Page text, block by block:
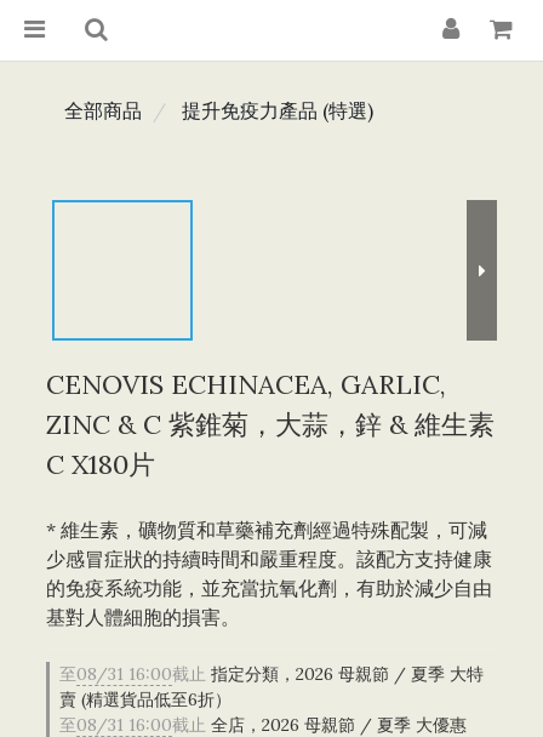
全部商品 提升免疫力產品 (特選)
CENOVIS ECHINACEA, GARLIC,
ZINC & C 紫錐菊，大蒜，鋅 & 維生素
C X180片
* 維生素，礦物質和草藥補充劑經過特殊配製，可減
少感冒症狀的持續時間和嚴重程度。該配方支持健康
的免疫系統功能，並充當抗氧化劑，有助於減少自由
基對人體細胞的損害。
至08/31 16:00截止 指定分類，2026 母親節 / 夏季 大特
賣 (精選貨品低至6折）
至08/31 16:00截止 全店，2026 母親節 / 夏季 大優惠